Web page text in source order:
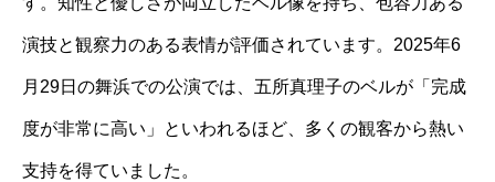
演技と観察力のある表情が評価されています。2025年6
月29日の舞浜での公演では、五所真理子のベルが「完成
度が非常に高い」といわれるほど、多くの観客から熱い
支持を得ていました。